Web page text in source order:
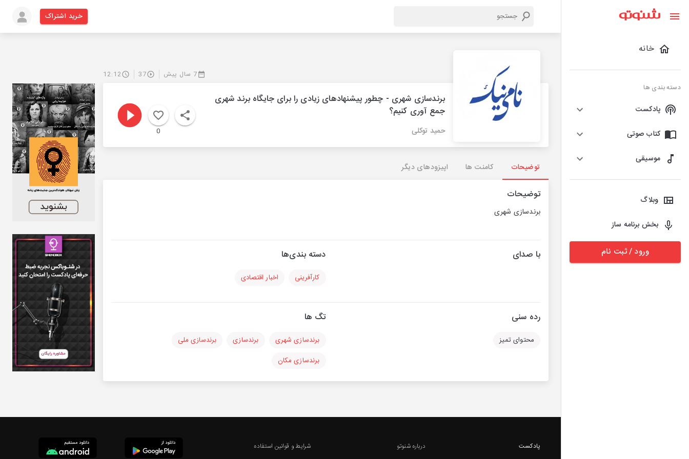
خانه
دسته بندی ها
پادکست
کتاب صوتی
موسیقی
وبلاگ
بخش برنامه ساز
ورود / ثبت نام
خرید اشتراک
7 سال پیش 37
12:12
برندسازی شهری - چطور پیشنهادهای زیادی را برای جایگاه برند شهری
جمع آوری کنیم؟
حمید توکلی 0
توضیحات کامنت ها اپیزودهای دیگر
توضیحات
برندسازی شهری
با صدای دسته بندی‌ها
کارآفرینی اخبار اقتصادی
رده سنی
محتوای تمیز
تگ ها
برندسازی شهری برندسازی
برندسازی ملی
برندسازی مکان
پادکست
درباره شنوتو
شرایط و قوانین استفاده